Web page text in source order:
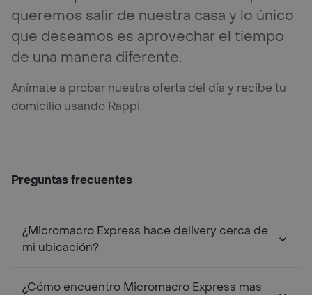
queremos salir de nuestra casa y lo único
que deseamos es aprovechar el tiempo
de una manera diferente.
Anímate a probar nuestra oferta del día y recibe tu
domicilio usando Rappi.
Preguntas frecuentes
¿Micromacro Express hace delivery cerca de
mi ubicación?
¿Cómo encuentro Micromacro Express mas